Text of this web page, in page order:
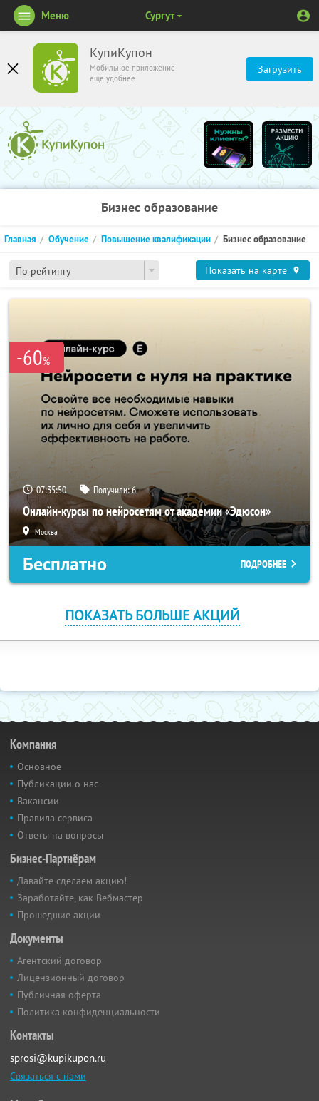
КупиКупон
Мобильное приложение
ещё удобнее
Загрузить
Меню Сургут
Бизнес образование
По рейтингу
Главная Обучение Повышение квалификации Бизнес образование
Показать на карте
-60%
07:35:50 Получили:6
Онлайн-курсы по нейросетям от академии «Эдюсон»
Москва
Бесплатно ПОДРОБНЕЕ
ПОКАЗАТЬ БОЛЬШЕ АКЦИЙ
Компания
Основное
Публикации о нас
Вакансии
Правила сервиса
Ответы на вопросы
Бизнес-Партнёрам
Давайте сделаем акцию!
Заработайте, как Вебмастер
Прошедшие акции
Документы
Агентский договор
Лицензионный договор
Публичная оферта
Политика конфиденциальности
Контакты
sprosi@kupikupon.ru
Связаться с нами